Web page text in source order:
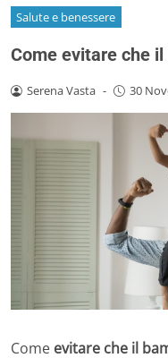
Salute e benessere
Come evitare che
Serena Vasta - 30
Come evitare che il